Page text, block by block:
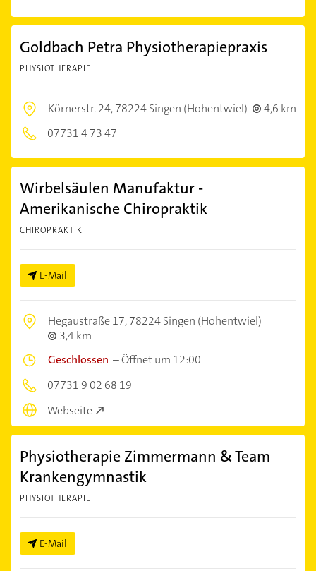
Goldbach Petra Physiotherapiepraxis
PHYSIOTHERAPIE
Körnerstr. 24,78224 Singen (Hohentwiel)
4,6 km
07731 4 73 47
Wirbelsäulen Manufaktur -
Amerikanische Chiropraktik
CHIROPRAKTIK
E-Mail
Hegaustraße 17,78224 Singen (Hohentwiel)
3,4 km
Geschlossen –Öffnet um 12:00
07731 9 02 68 19
Webseite
Physiotherapie Zimmermann & Team
Krankengymnastik
PHYSIOTHERAPIE
E-Mail